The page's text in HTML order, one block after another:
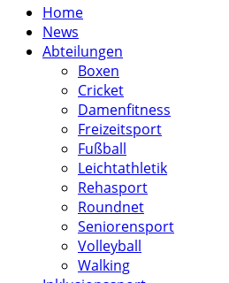
Close
Menu
Home
News
Abteilungen
Boxen
Cricket
Damenfitness
Freizeitsport
Fußball
Leichtathletik
Rehasport
Roundnet
Seniorensport
Volleyball
Walking